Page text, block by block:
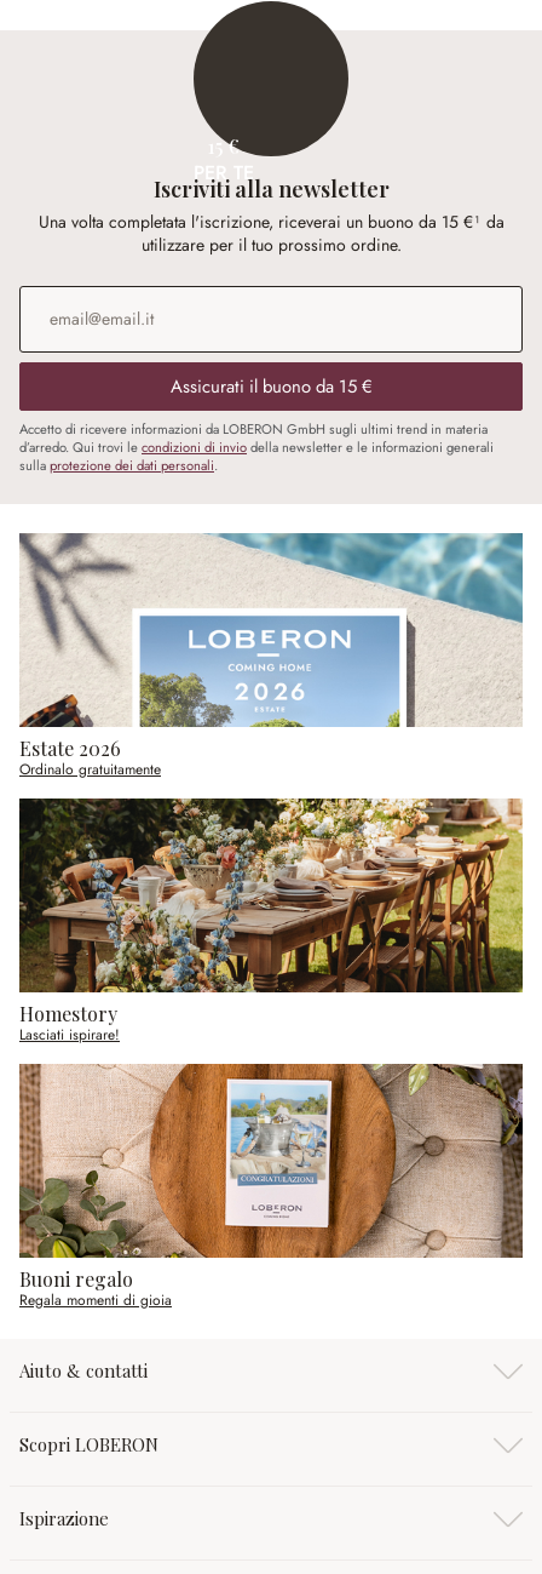
15 €
PER TE
Iscriviti alla newsletter
Una volta completata l'iscrizione, riceverai un buono da 15 €¹ da
utilizzare per il tuo prossimo ordine.
Indirizzo e-mail
Assicurati il buono da 15 €
Accetto di ricevere informazioni da LOBERON GmbH sugli ultimi trend in materia
d’arredo. Qui trovi lecondizioni di inviodella newsletter e le informazioni generali
sullaprotezione dei dati personali.
Estate 2026
Ordinalo gratuitamente
Homestory
Lasciati ispirare!
Buoni regalo
Regala momenti di gioia
Aiuto & contatti
Scopri LOBERON
Ispirazione